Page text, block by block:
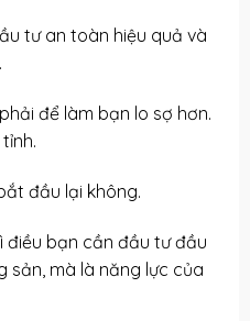
tư an toàn hiệu quả và
để làm bạn lo sợ hơn.
đầu lại không.
điều bạn cần đầu tư đầu
sản, mà là năng lực của